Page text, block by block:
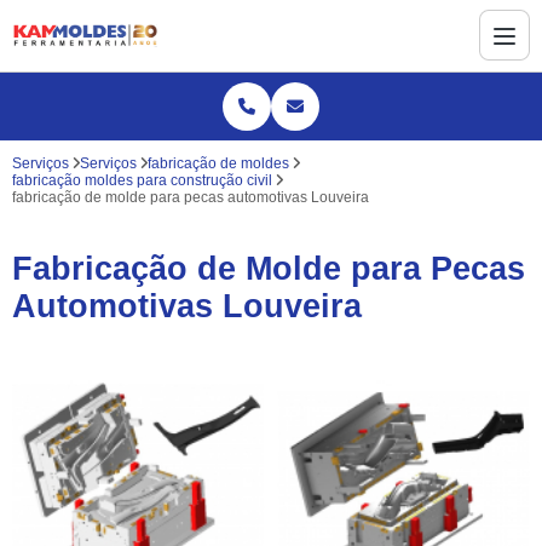
Serviços Serviços
fabricação de moldes
fabricação moldes para construção civil
fabricação de molde para pecas automotivas Louveira
Fabricação de Molde para Pecas
Automotivas Louveira